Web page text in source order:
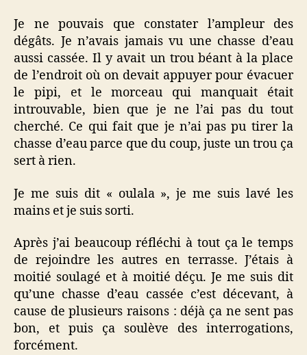
Je ne pouvais que constater l’ampleur des
dégâts. Je n’avais jamais vu une chasse d’eau
aussi cassée. Il y avait un trou béant à la place
de l’endroit où on devait appuyer pour évacuer
le pipi, et le morceau qui manquait était
introuvable, bien que je ne l’ai pas du tout
cherché. Ce qui fait que je n’ai pas pu tirer la
chasse d’eau parce que du coup, juste un trou ça
sert à rien.
Je me suis dit « oulala », je me suis lavé les
mains et je suis sorti.
Après j’ai beaucoup réfléchi à tout ça le temps
de rejoindre les autres en terrasse. J’étais à
moitié soulagé et à moitié déçu. Je me suis dit
qu’une chasse d’eau cassée c’est décevant, à
cause de plusieurs raisons : déjà ça ne sent pas
bon, et puis ça soulève des interrogations,
forcément.